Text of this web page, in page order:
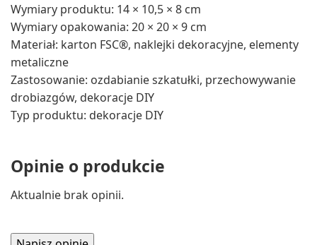
Wymiary produktu: 14 × 10,5 × 8 cm
Wymiary opakowania: 20 × 20 × 9 cm
Materiał: karton FSC®, naklejki dekoracyjne, elementy
metaliczne
Zastosowanie: ozdabianie szkatułki, przechowywanie
drobiazgów, dekoracje DIY
Typ produktu: dekoracje DIY
Opinie o produkcie
Aktualnie brak opinii.